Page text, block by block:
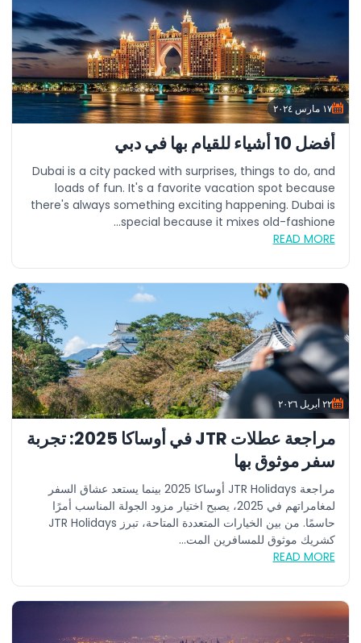
١٧ مارس ٢٠٢٤
أفضل 10 أشياء للقيام بها في دبي
Dubai is a city packed with surprises, things to do, and
loads of fun. It's a favorite vacation spot because
there's always something exciting happening. Dubai is
special because it mixes old-fashione...
READ MORE
٢٢ أبريل ٢٠٢٦
مراجعة عطلات JTR في أوساكا 2025: تجربة
سفر موثوق بها
مراجعة JTR Holidays أوساكا 2025 بينما يستعد عشاق السفر
لمغامراتهم في 2025، يصبح اختيار مزود الجولة المناسب أمرًا
حاسمًا. من بين الخيارات المتعددة المتاحة، تبرز JTR Holidays
كشريك موثوق للمسافرين المت...
READ MORE